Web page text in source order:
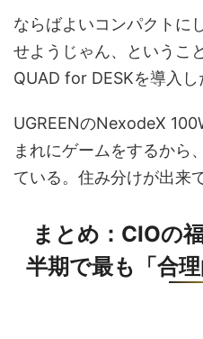
ならばよいコンパクトに
せようじゃん、というこ
QUAD for DESKを導入し
UGREENのNexodeX
まれにゲームをするから
ている。住み分けが出来
まとめ：CIOの
半期で最も「合